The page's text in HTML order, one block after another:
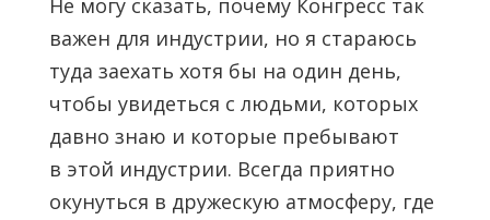
Не могу сказать, почему Конгресс так
важен для индустрии, но я стараюсь
туда заехать хотя бы на один день,
чтобы увидеться с людьми, которых
давно знаю и которые пребывают
в этой индустрии. Всегда приятно
окунуться в дружескую атмосферу, где